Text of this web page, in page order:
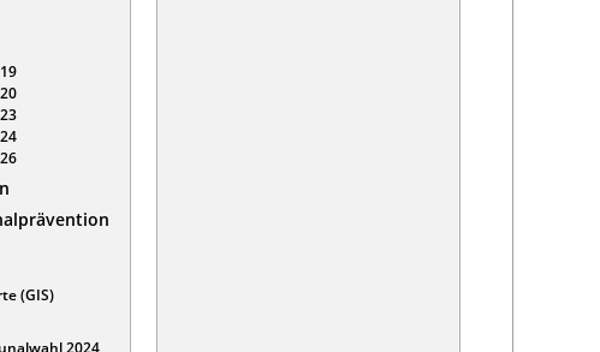
(GIS)
2024